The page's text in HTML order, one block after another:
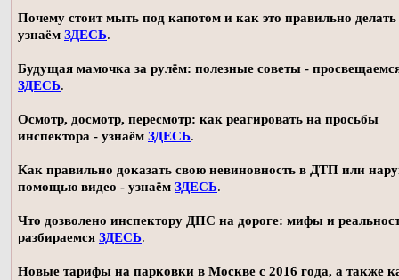
Почему стоит мыть под капотом и как это правильно делать
узнаём ЗДЕСЬ.
Будущая мамочка за рулём: полезные советы -
ЗДЕСЬ.
Осмотр, досмотр, пересмотр: как реагировать на просьбы
инспектора - узнаём ЗДЕСЬ.
Как правильно доказать свою невиновность в ДТП или
помощью видео - узнаём ЗДЕСЬ.
Что дозволено инспектору ДПС на дороге: мифы и
разбираемся ЗДЕСЬ.
Новые тарифы на парковки в Москве с 2016 года, а также